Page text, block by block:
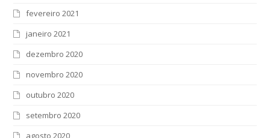
fevereiro 2021
janeiro 2021
dezembro 2020
novembro 2020
outubro 2020
setembro 2020
agosto 2020